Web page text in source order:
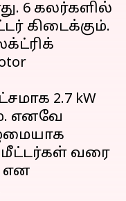
6 கலர்களில்
கிடைக்கும்.
2.7 kW
எனவே
மீட்டர்கள் வரை
என